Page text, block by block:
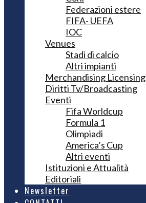
Federazioni estere
FIFA- UEFA
IOC
Venues
Stadi di calcio
Altri impianti
Merchandising Licensing
Diritti Tv/Broadcasting
Eventi
Fifa Worldcup
Formula 1
Olimpiadi
America’s Cup
Altri eventi
Istituzioni e Attualità
Editoriali
Newsletter